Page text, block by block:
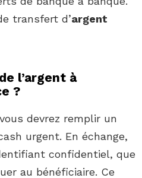
transfert d’argent
l’argent à
?
devrez remplir un
urgent. En échange,
confidentiel, que
au bénéficiaire. Ce